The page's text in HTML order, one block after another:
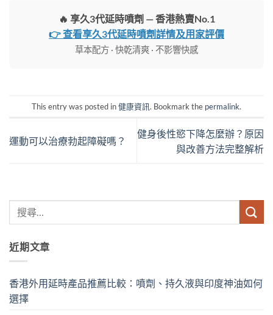
🔥 享久3代延時噴劑 — 香港熱賣No.1
👉 查看享久3代延時噴劑詳情及用家評價
草本配方 · 快乾清爽 · 不影響快感
This entry was posted in健康資訊. Bookmark the permalink.
運動可以治療勃起障礙嗎？
健身後性慾下降怎麼辦？原因
與改善方法完整解析
近期文章
香港外用延時產品推薦比較：噴劑、持久液與印度神油如何
選擇